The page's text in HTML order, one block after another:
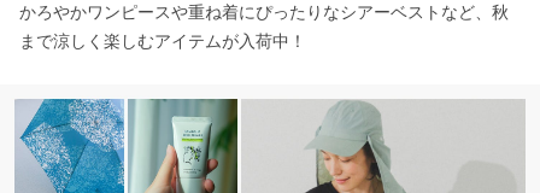
かろやかワンピースや重ね着にぴったりなシアーベストなど、秋
まで涼しく楽しむアイテムが入荷中！